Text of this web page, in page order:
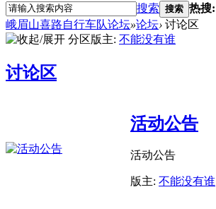
搜索 搜索 热搜:
峨眉山喜路自行车队论坛»论坛› 讨论区
分区版主: 不能没有谁
讨论区
活动公告
活动公告
版主: 不能没有谁